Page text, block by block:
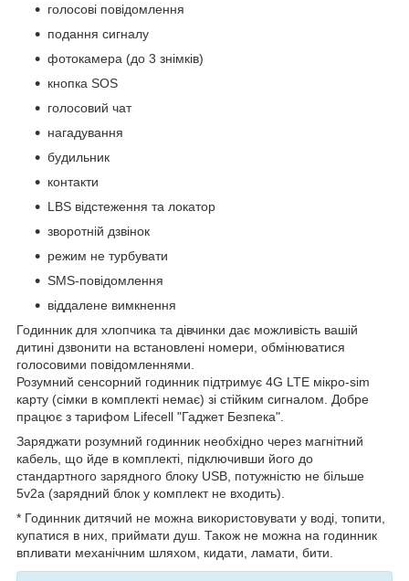
голосові повідомлення
подання сигналу
фотокамера (до 3 знімків)
кнопка SOS
голосовий чат
нагадування
будильник
контакти
LBS відстеження та локатор
зворотній дзвінок
режим не турбувати
SMS-повідомлення
віддалене вимкнення
Годинник для хлопчика та дівчинки дає можливість вашій
дитині дзвонити на встановлені номери, обмінюватися
голосовими повідомленнями.
Розумний сенсорний годинник підтримує 4G LTE мікро-sim
карту (сімки в комплекті немає) зі стійким сигналом. Добре
працює з тарифом Lifecell "Гаджет Безпека".
Заряджати розумний годинник необхідно через магнітний
кабель, що йде в комплекті, підключивши його до
стандартного зарядного блоку USB, потужністю не більше
5v2a (зарядний блок у комплект не входить).
* Годинник дитячий не можна використовувати у воді, топити,
купатися в них, приймати душ. Також не можна на годинник
впливати механічним шляхом, кидати, ламати, бити.